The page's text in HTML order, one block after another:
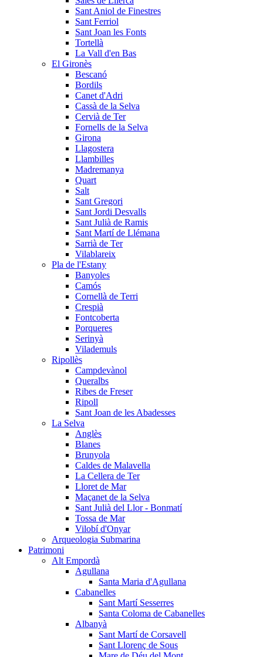
Sant Aniol de Finestres
Sant Ferriol
Sant Joan les Fonts
Tortellà
La Vall d'en Bas
El Gironès
Bescanó
Bordils
Canet d'Adri
Cassà de la Selva
Cervià de Ter
Fornells de la Selva
Girona
Llagostera
Llambilles
Madremanya
Quart
Salt
Sant Gregori
Sant Jordi Desvalls
Sant Julià de Ramis
Sant Martí de Llémana
Sarrià de Ter
Vilablareix
Pla de l'Estany
Banyoles
Camós
Cornellà de Terri
Crespià
Fontcoberta
Porqueres
Serinyà
Vilademuls
Ripollès
Campdevànol
Queralbs
Ribes de Freser
Ripoll
Sant Joan de les Abadesses
La Selva
Anglès
Blanes
Brunyola
Caldes de Malavella
La Cellera de Ter
Lloret de Mar
Maçanet de la Selva
Sant Julià del Llor - Bonmatí
Tossa de Mar
Vilobí d'Onyar
Arqueologia Submarina
Patrimoni
Alt Empordà
Agullana
Santa Maria d'Agullana
Cabanelles
Sant Martí Sesserres
Santa Coloma de Cabanelles
Albanyà
Sant Martí de Corsavell
Sant Llorenç de Sous